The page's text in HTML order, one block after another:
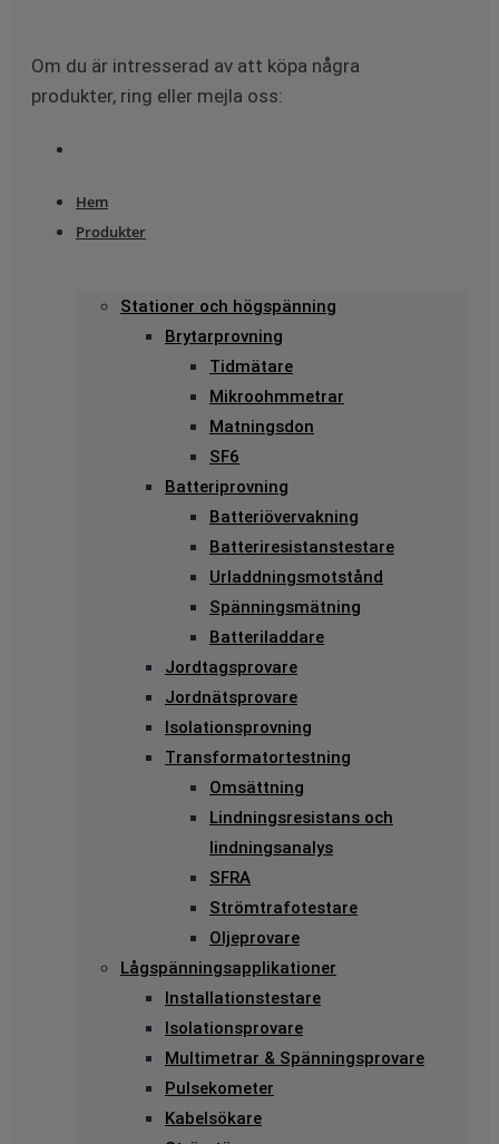
Om du är intresserad av att köpa några
produkter, ring eller mejla oss:
Hem
Produkter
Stationer och högspänning
Brytarprovning
Tidmätare
Mikroohmmetrar
Matningsdon
SF6
Batteriprovning
Batteriövervakning
Batteriresistanstestare
Urladdningsmotstånd
Spänningsmätning
Batteriladdare
Jordtagsprovare
Jordnätsprovare
Isolationsprovning
Transformatortestning
Omsättning
Lindningsresistans och
lindningsanalys
SFRA
Strömtrafotestare
Oljeprovare
Lågspänningsapplikationer
Installationstestare
Isolationsprovare
Multimetrar & Spänningsprovare
Pulsekometer
Kabelsökare